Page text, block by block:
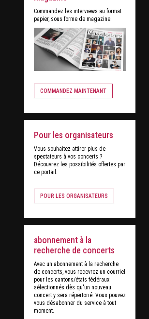
Commandez les interviews au format
papier, sous forme de magazine.
COMMANDEZ MAINTENANT
Pour les organisateurs
Vous souhaitez attirer plus de
spectateurs à vos concerts ?
Découvrez les possibilités offertes par
ce portail.
POUR LES ORGANISATEURS
abonnement à la
recherche de concerts
Avec un abonnement à la recherche
de concerts, vous recevrez un courriel
pour les cantons/états fédéraux
sélectionnés dès qu'un nouveau
concert y sera répertorié. Vous pouvez
vous désabonner du service à tout
moment.